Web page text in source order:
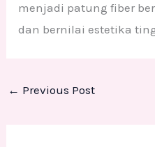
menjadi patung fiber
dan bernilai estetika
← Previous Post